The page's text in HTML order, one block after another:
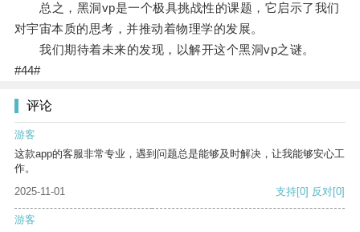
总之，黑洞vp是一个极具挑战性的课题，它启示了我们
对宇宙本质的思考，并推动着物理学的发展。
我们期待着未来的发现，以解开这个黑洞vp之谜。
#44#
评论
游客
这款app的客服非常专业，遇到问题总是能够及时解决，让我能够安心工
作。
2025-11-01
支持[0] 反对[0]
游客